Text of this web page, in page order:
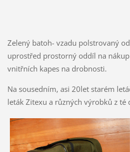
Zelený batoh- vzadu polstrovaný
uprostřed prostorný oddíl na
vnitřních kapes na drobnosti.
Na sousedním, asi 20let starém
leták Zitexu a různých výrobků z té